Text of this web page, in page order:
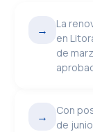
→
La
en
de
→
Con
de